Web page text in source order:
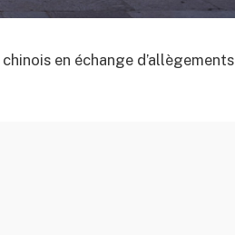
chinois en échange d’allègements